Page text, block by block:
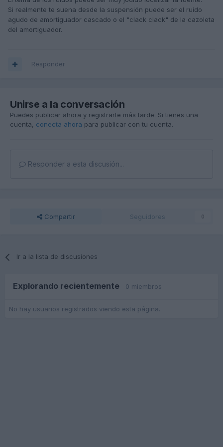
además del comercial, el jefe de taller, han hecho una
pequeña inspección visual y no han encontrado nada
extraño...
Gracias..!!
Si realmente te suena desde la suspensión puede ser el ruido
agudo de amortiguador cascado o el "clack clack" de la cazoleta
del amortiguador.
Responder
Unirse a la conversación
Puedes publicar ahora y registrarte más tarde. Si tienes una
cuenta, conecta ahora para publicar con tu cuenta.
Responder a esta discusión...
Compartir Seguidores 0
Ir a la lista de discusiones
Explorando recientemente 0 miembros
No hay usuarios registrados viendo esta página.